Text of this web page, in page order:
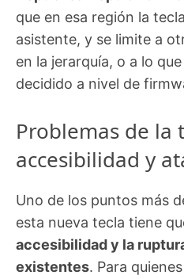
que en esa región la
asistente, y se limite a
en la jerarquía, o a lo
decidido a nivel de
Problemas de la
accesibilidad y
Uno de los puntos más
esta nueva tecla tiene
accesibilidad y la
existentes. Para